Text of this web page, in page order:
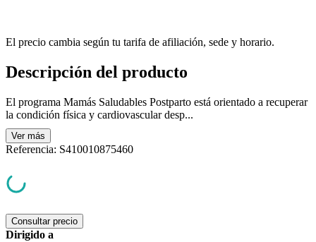
El precio cambia según tu tarifa de afiliación, sede y horario.
Descripción del producto
El programa Mamás Saludables Postparto está orientado a recuperar
la condición física y cardiovascular desp...
Ver más
Referencia: S410010875460
Consultar precio
Dirigido a